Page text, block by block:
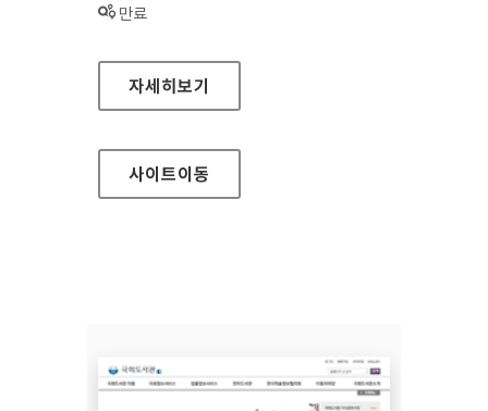
상태 :
만료
CJ제일제당 모바일웹 홈페이지
자세히보기
사이트이동